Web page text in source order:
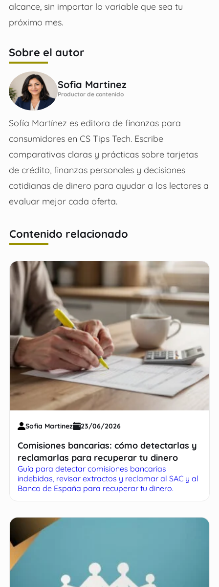
alcance, sin importar lo variable que sea tu
próximo mes.
Sobre el autor
Sofia Martinez
Productor de contenido
Sofía Martínez es editora de finanzas para
consumidores en CS Tips Tech. Escribe
comparativas claras y prácticas sobre tarjetas
de crédito, finanzas personales y decisiones
cotidianas de dinero para ayudar a los lectores a
evaluar mejor cada oferta.
Contenido relacionado
Sofia Martinez 23/06/2026
Comisiones bancarias: cómo detectarlas y
reclamarlas para recuperar tu dinero
Guía para detectar comisiones bancarias
indebidas, revisar extractos y reclamar al SAC y al
Banco de España para recuperar tu dinero.